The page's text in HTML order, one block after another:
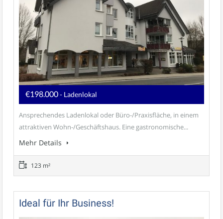
€198.000- Ladenlokal
Ansprechendes Ladenlokal oder Büro-/Praxisfläche, in einem
attraktiven Wohn-/Geschäftshaus. Eine gastronomische...
Mehr Details
123 m²
Ideal für Ihr Business!